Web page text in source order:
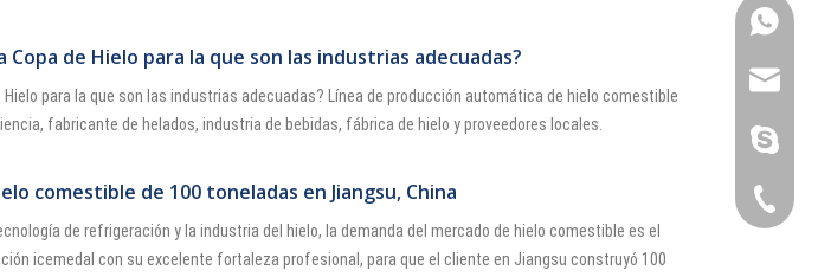
Copa de Hielo para la que son las industrias adecuadas?
Hielo para la que son las industrias adecuadas? Línea de producción automática de hielo comestible
fabricante de helados, industria de bebidas, fábrica de hielo y proveedores locales.
comestible de 100 toneladas en Jiangsu, China
de refrigeración y la industria del hielo, la demanda del mercado de hielo comestible es el
icemedal con su excelente fortaleza profesional, para que el cliente en Jiangsu construyó 100
+86
+86